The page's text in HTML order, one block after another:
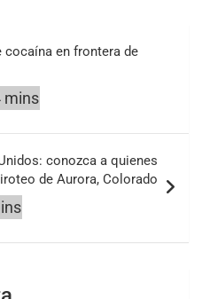
cocaína en frontera de
conozca a quienes
de Aurora, Colorado